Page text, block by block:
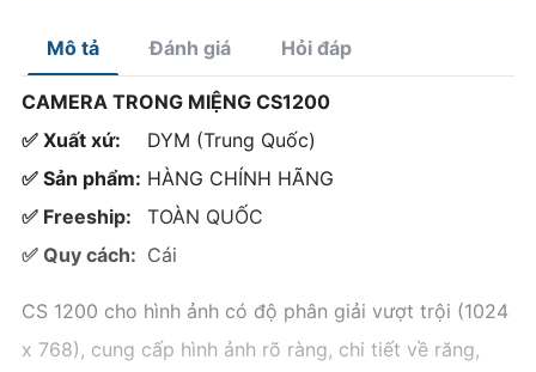
Mô tả Đánh giá Hỏi đáp
CAMERA TRONG MIỆNG CS1200
✅ Xuất xứ:
DYM (Trung Quốc)
✅ Sản phẩm: HÀNG CHÍNH HÃNG
✅ Freeship:
TOÀN QUỐC
✅ Quy cách: Cái
CS 1200 cho hình ảnh có độ phân giải vượt trội (1024
x 768), cung cấp hình ảnh rõ ràng, chi tiết về răng,